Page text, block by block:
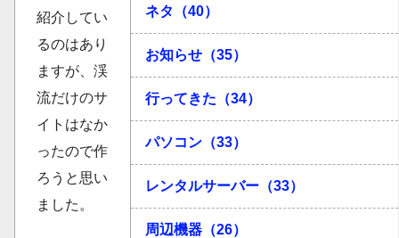
紹介してい
るのはあり
ますが、渓
流だけのサ
イトはなか
ったので作
ろうと思い
ました。
ネタ（40）
お知らせ（35）
行ってきた（34）
パソコン（33）
レンタルサーバー（33）
周辺機器（26）